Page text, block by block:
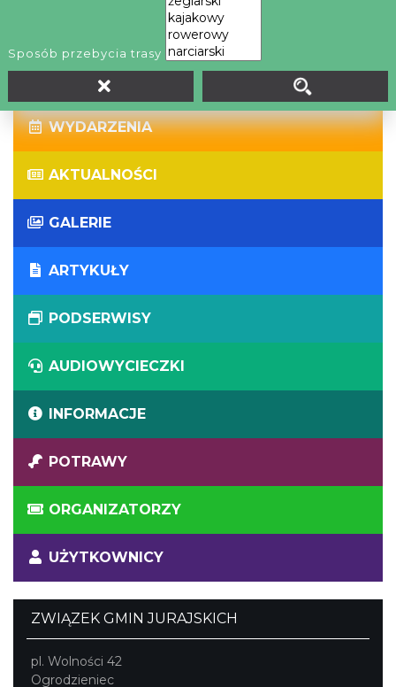
Sposób przebycia trasy
WIRTUALNE WYCIECZKI
PANORAMY
WYDARZENIA
AKTUALNOŚCI
GALERIE
ARTYKUŁY
PODSERWISY
AUDIOWYCIECZKI
INFORMACJE
POTRAWY
ORGANIZATORZY
UŻYTKOWNICY
ZWIĄZEK GMIN JURAJSKICH
pl. Wolności 42
Ogrodzieniec